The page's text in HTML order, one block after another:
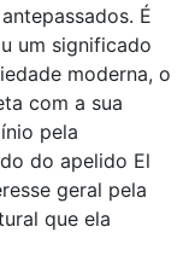
É
um significado
moderna, o
com a sua
pela
do apelido El
geral pela
que ela